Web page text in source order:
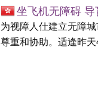
坐飞机无障碍
为视障人仕建立无障
尊重和协助。适逢昨